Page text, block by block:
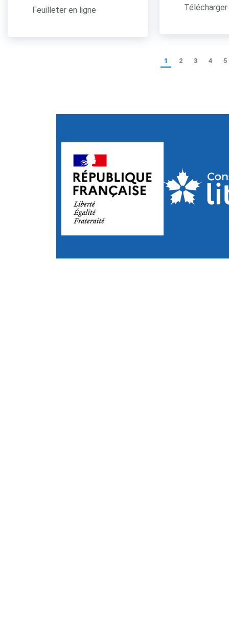
Feuilleter en ligne
1 2 3 4 5